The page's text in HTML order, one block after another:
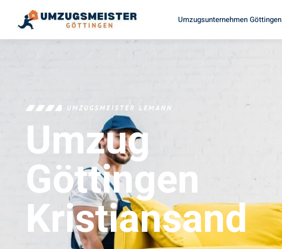
Umzugsunternehmen Göttingen
UMZUGSMEISTER LEMANN
Umzug
Göttingen
Kristiansand